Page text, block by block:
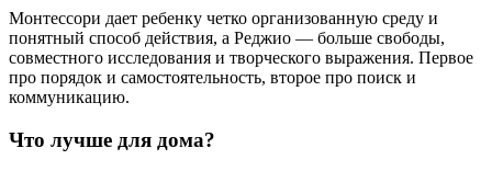
Монтессори дает ребенку четко организованную среду и
понятный способ действия, а Реджио — больше свободы,
совместного исследования и творческого выражения. Первое
про порядок и самостоятельность, второе про поиск и
коммуникацию.
Что лучше для дома?